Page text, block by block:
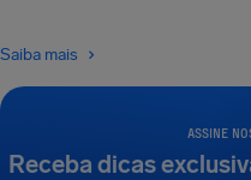
ASSINE
Receba dicas
Saiba mais